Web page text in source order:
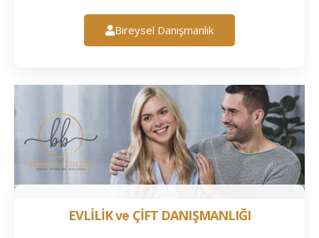
Bireysel Danışmanlık
EVLİLİK ve ÇİFT DANIŞMANLIĞI